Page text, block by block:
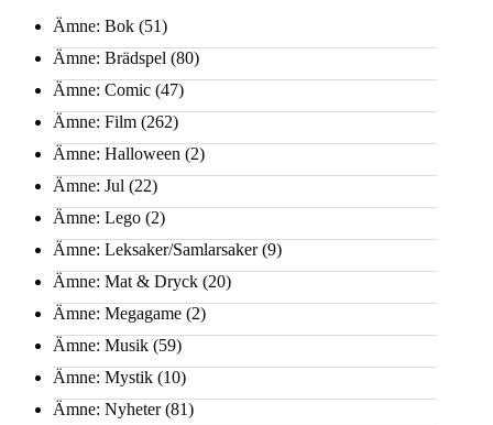
Ämne: Bok (51)
Ämne: Brädspel (80)
Ämne: Comic (47)
Ämne: Film (262)
Ämne: Halloween (2)
Ämne: Jul (22)
Ämne: Lego (2)
Ämne: Leksaker/Samlarsaker(9)
Ämne: Mat & Dryck (20)
Ämne: Megagame (2)
Ämne: Musik (59)
Ämne: Mystik (10)
Ämne: Nyheter(81)